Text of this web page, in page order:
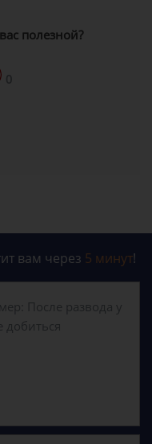
полезной?
0
вам через 5 минут!